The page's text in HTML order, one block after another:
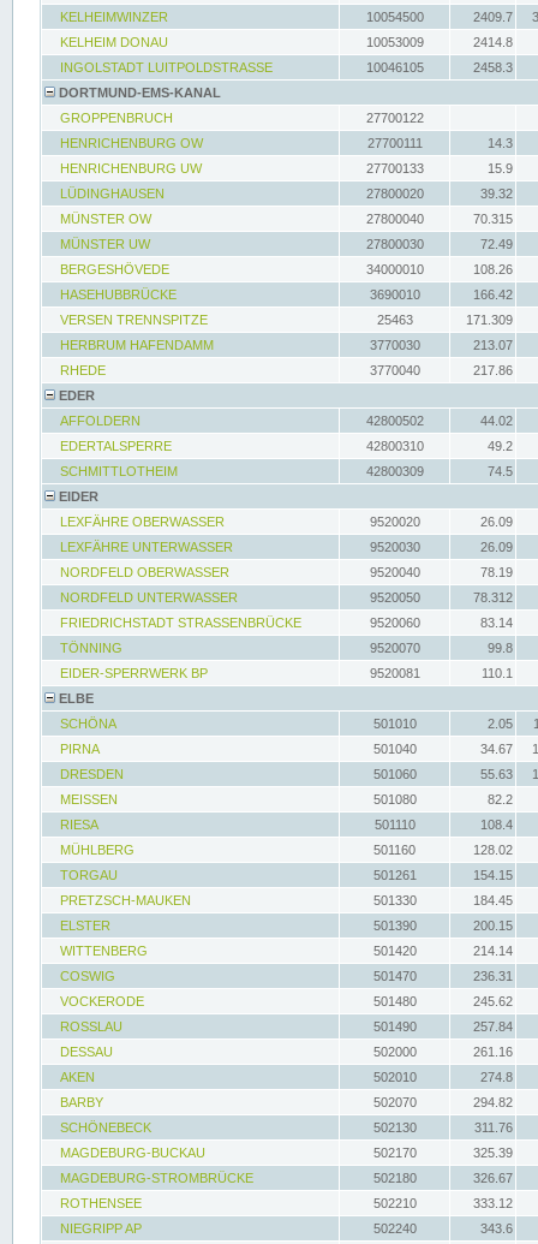
KELHEIMWINZER
10054500 2409.7
KELHEIM DONAU
10053009
2414.8
INGOLSTADT LUITPOLDSTRASSE
10046105
2458.3
DORTMUND-EMS-KANAL
GROPPENBRUCH
27700122
HENRICHENBURG OW
27700111
14.3
HENRICHENBURG UW
27700133
15.9
LÜDINGHAUSEN
27800020
39.32
MÜNSTER OW
27800040
70.315
MÜNSTER UW
27800030
72.49
BERGESHÖVEDE
34000010
108.26
HASEHUBBRÜCKE
3690010
166.42
VERSEN TRENNSPITZE
25463
171.309
HERBRUM HAFENDAMM
3770030
213.07
RHEDE
3770040
217.86
EDER
AFFOLDERN
42800502
44.02
EDERTALSPERRE
42800310
49.2
SCHMITTLOTHEIM
42800309
74.5
EIDER
LEXFÄHRE OBERWASSER
9520020
26.09
LEXFÄHRE UNTERWASSER
9520030
26.09
NORDFELD OBERWASSER
9520040
78.19
NORDFELD UNTERWASSER
9520050
78.312
FRIEDRICHSTADT STRASSENBRÜCKE
9520060
83.14
TÖNNING
9520070
99.8
EIDER-SPERRWERK BP
9520081
110.1
ELBE
SCHÖNA
501010 2.05
PIRNA
501040 34.67
DRESDEN
501060 55.63
MEISSEN
501080
82.2
RIESA
501110
108.4
MÜHLBERG
501160
128.02
TORGAU
501261
154.15
PRETZSCH-MAUKEN
501330
184.45
ELSTER
501390
200.15
WITTENBERG
501420
214.14
COSWIG
501470
236.31
VOCKERODE
501480
245.62
ROSSLAU
501490
257.84
DESSAU
502000
261.16
AKEN
502010
274.8
BARBY
502070
294.82
SCHÖNEBECK
502130
311.76
MAGDEBURG-BUCKAU
502170
325.39
MAGDEBURG-STROMBRÜCKE
502180
326.67
ROTHENSEE
502210
333.12
NIEGRIPP AP
502240
343.6